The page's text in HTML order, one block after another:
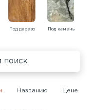
Под дерево Под камень
поиск
Названию Цене